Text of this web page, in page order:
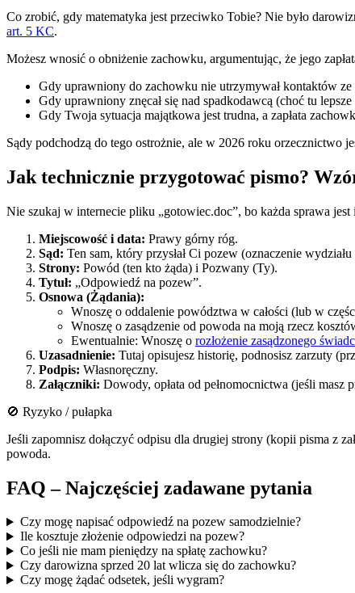
Co zrobić, gdy matematyka jest przeciwko Tobie? Nie było
art. 5 KC.
Możesz wnosić o obniżenie zachowku, argumentując, że jego
Gdy uprawniony do zachowku nie utrzymywał kontaktów ze
Gdy uprawniony znęcał się nad spadkodawcą (choć tu
Gdy Twoja sytuacja majątkowa jest trudna, a zapłata
Sądy podchodzą do tego ostrożnie, ale w 2026 roku orzecznictwo
Jak technicznie przygotować pismo?
Nie szukaj w internecie pliku „gotowiec.doc”, bo każda sprawa jest
Miejscowość i data: Prawy górny róg.
Sąd: Ten sam, który przysłał Ci pozew (oznaczenie
Strony: Powód (ten kto żąda) i Pozwany (Ty).
Tytuł: „Odpowiedź na pozew”.
Osnowa (Żądania):
Wnoszę o oddalenie powództwa w całości (lub w
Wnoszę o zasądzenie od powoda na moją rzecz
Ewentualnie: Wnoszę o rozłożenie zasądzonego
Uzasadnienie: Tutaj opisujesz historię, podnosisz zarzuty
Podpis: Własnoręczny.
Załączniki: Dowody, opłata od pełnomocnictwa (jeśli masz
🚫 Ryzyko / pułapka
Jeśli zapomnisz dołączyć odpisu dla drugiej strony (kopii pisma z
powoda.
FAQ – Najczęściej zadawane pytania
Czy mogę napisać odpowiedź na pozew samodzielnie?
Ile kosztuje złożenie odpowiedzi na pozew?
Co jeśli nie mam pieniędzy na spłatę zachowku?
Czy darowizna sprzed 20 lat wlicza się do zachowku?
Czy mogę żądać odsetek, jeśli wygram?